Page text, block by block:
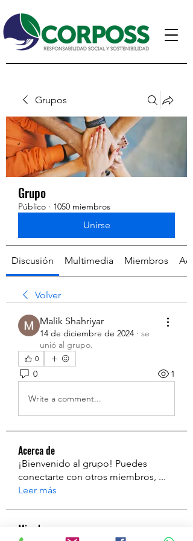
Grupos
Grupo
Público · 1050 miembros
Unirse
Discusión Multimedia Miembros
Volver
Malik Shahriyar
14 de diciembre de 2024 · se
unió al grupo.
0
0 1
Write a comment...
Acerca de
¡Bienvenido al grupo! Puedes
conectarte con otros miembros, ...
Leer más
Miembros